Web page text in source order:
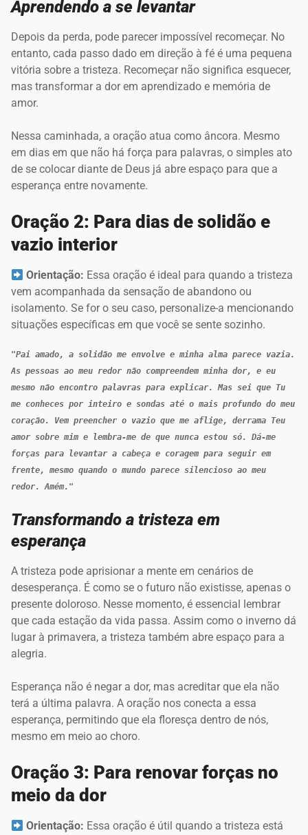
Aprendendo a se levantar
Depois da perda, pode parecer impossível recomeçar. No
entanto, cada passo dado em direção à fé é uma pequena
vitória sobre a tristeza. Recomeçar não significa esquecer,
mas transformar a dor em aprendizado e memória de
amor.
Nessa caminhada, a oração atua como âncora. Mesmo
em dias em que não há força para palavras, o simples ato
de se colocar diante de Deus já abre espaço para que a
esperança entre novamente.
Oração 2: Para dias de solidão e
vazio interior
Orientação: Essa oração é ideal para quando a tristeza
vem acompanhada da sensação de abandono ou
isolamento. Se for o seu caso, personalize-a mencionando
situações específicas em que você se sente sozinho.
"Pai amado, a solidão me envolve e minha alma parece vazia.
As pessoas ao meu redor não compreendem minha dor, e eu
mesmo não encontro palavras para explicar. Mas sei que Tu
me conheces por inteiro e sondas até o mais profundo do meu
coração. Vem preencher o vazio que me aflige, derrama Teu
amor sobre mim e lembra-me de que nunca estou só. Dá-me
forças para levantar a cabeça e coragem para seguir em
frente, mesmo quando o mundo parece silencioso ao meu
redor. Amém."
Transformando a tristeza em
esperança
A tristeza pode aprisionar a mente em cenários de
desesperança. É como se o futuro não existisse, apenas o
presente doloroso. Nesse momento, é essencial lembrar
que cada estação da vida passa. Assim como o inverno dá
lugar à primavera, a tristeza também abre espaço para a
alegria.
Esperança não é negar a dor, mas acreditar que ela não
terá a última palavra. A oração nos conecta a essa
esperança, permitindo que ela floresça dentro de nós,
mesmo em meio ao choro.
Oração 3: Para renovar forças no
meio da dor
Orientação: Essa oração é útil quando a tristeza está